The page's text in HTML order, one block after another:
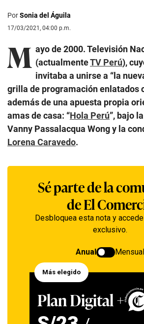
PorSonia del Águila
17/03/2021, 04:00 p.m.
M ayo de 2000. Televisión
(actualmenteTV Perú),
invitaba a unirse a “la
grilla de programación enlatados
además de una apuesta propia
amas de casa: “Hola Perú”, bajo
Vanny Passalacqua Wong y la
Lorena Caravedo.